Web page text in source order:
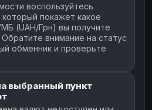
воспользуйтесь
покажет какое
(UAH/Грн) вы получите
внимание на статус
обменник и проверьте
выбранный пункт